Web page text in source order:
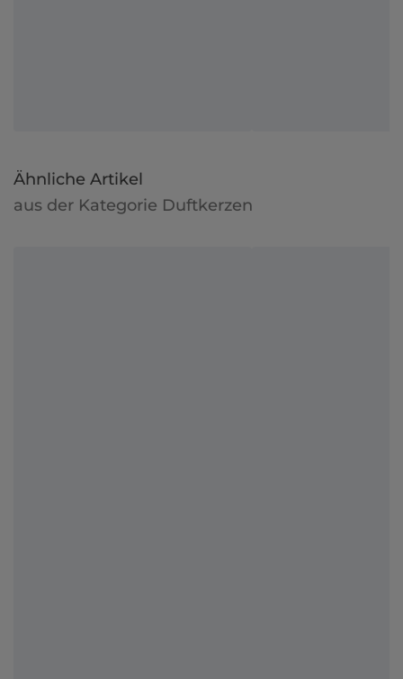
Ähnliche Artikel
aus der Kategorie Duftkerzen